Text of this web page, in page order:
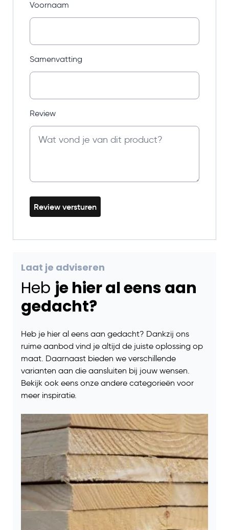
Voornaam
Samenvatting
Review
Review versturen
Laat je adviseren
Heb je hier al eens aan
gedacht?
Heb je hier al eens aan gedacht? Dankzij ons
ruime aanbod vind je altijd de juiste oplossing op
maat. Daarnaast bieden we verschillende
varianten aan die aansluiten bij jouw wensen.
Bekijk ook eens onze andere categorieën voor
meer inspiratie.